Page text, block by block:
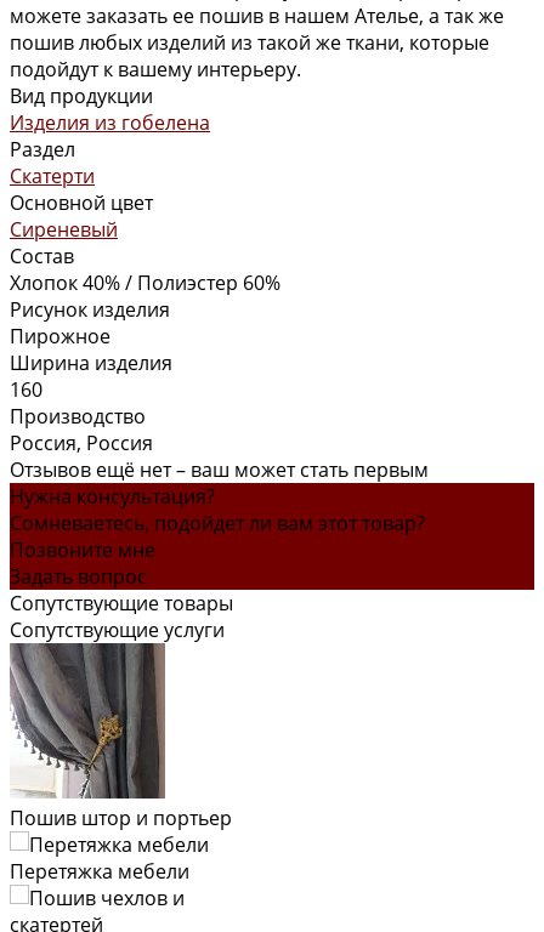
можете заказать ее пошив в нашем Ателье, а так же
пошив любых изделий из такой же ткани, которые
подойдут к вашему интерьеру.
Вид продукции
Изделия из гобелена
Раздел
Скатерти
Основной цвет
Сиреневый
Состав
Хлопок 40% / Полиэстер 60%
Рисунок изделия
Пирожное
Ширина изделия
160
Производство
Россия, Россия
Отзывов ещё нет – ваш может стать первым
Нужна консультация?
Сомневаетесь, подойдет ли вам этот товар?
Позвоните мне
Задать вопрос
Сопутствующие товары
Сопутствующие услуги
Пошив штор и портьер
Перетяжка мебели